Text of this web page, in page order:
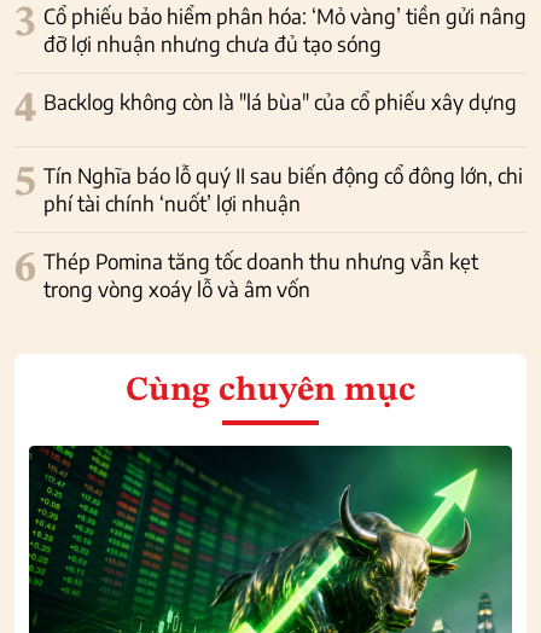
3 Cổ phiếu bảo hiểm phân hóa: ‘Mỏ vàng’ tiền gửi nâng
đỡ lợi nhuận nhưng chưa đủ tạo sóng
4 Backlog không còn là "lá bùa" của cổ phiếu xây dựng
5 Tín Nghĩa báo lỗ quý II sau biến động cổ đông lớn, chi
phí tài chính ‘nuốt’ lợi nhuận
6 Thép Pomina tăng tốc doanh thu nhưng vẫn kẹt
trong vòng xoáy lỗ và âm vốn
Cùng chuyên mục